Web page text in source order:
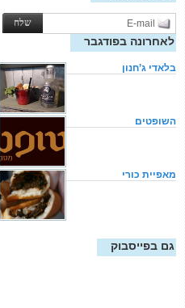
לאחרונה בפודגבר
בלאדי ג’חנון
השופטים
מאפיית כורי
גם בפייסבוק